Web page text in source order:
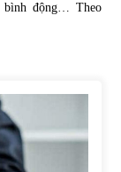
bình động… Theo